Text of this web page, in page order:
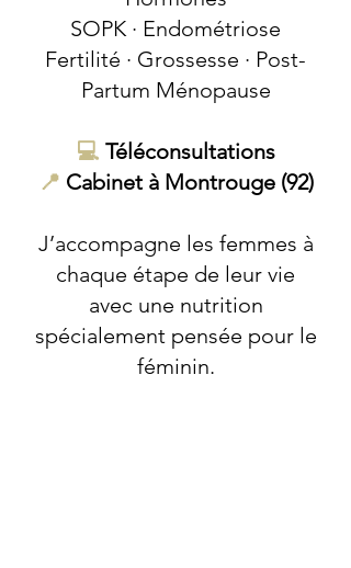
SOPK · Endométriose
Fertilité · Grossesse · Post-
Partum Ménopause
💻 Téléconsultations
📍 Cabinet à Montrouge (92)
J’accompagne les femmes à
chaque étape de leur vie
avec une nutrition
spécialement pensée pour le
féminin.